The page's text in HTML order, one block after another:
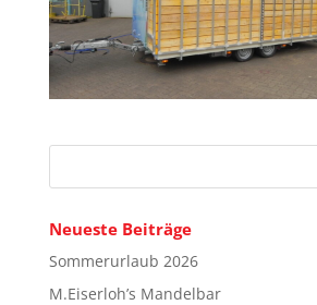
Neueste Beiträge
Sommerurlaub 2026
M.Eiserloh’s Mandelbar